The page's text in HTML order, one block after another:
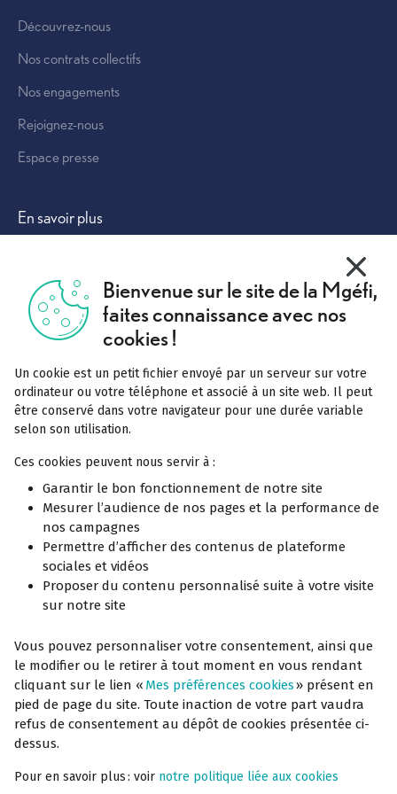
Découvrez-nous
Nos contrats collectifs
Nos engagements
Rejoignez-nous
Espace presse
Autres solutions
En savoir plus
Tout comprendre
Complémentaire santé
Pourquoi rejoindre la Mgéfi
Notre service Acceo
Réclamation
En savoir plus
Offres spécifiques
La complémentaire santé solidaire
Mentions légales
Made by Wokine, agence digitale
CGU / Mentions légales
Politique de confidentialité des données
Mes préférences cookies
Bienvenue sur le site de la Mgéfi,
faites connaissance avec nos
cookies !
Un cookie est un petit fichier envoyé par un serveur sur votre
ordinateur ou votre téléphone et associé à un site web. Il peut
être conservé dans votre navigateur pour une durée variable
selon son utilisation.
Ces cookies peuvent nous servir à :
Garantir le bon fonctionnement de notre site
Mesurer l’audience de nos pages et la performance de
nos campagnes
Permettre d’afficher des contenus de plateforme
sociales et vidéos
Proposer du contenu personnalisé suite à votre visite
sur notre site
Vous pouvez personnaliser votre consentement, ainsi que
le modifier ou le retirer à tout moment en vous rendant
cliquant sur le lien « Mes préférences cookies» présent en
pied de page du site. Toute inaction de votre part vaudra
refus de consentement au dépôt de cookies présentée ci-
dessus.
Pour en savoir plus : voir notre politique liée aux cookies
X